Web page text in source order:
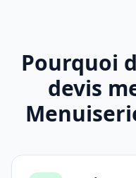
Pourquoi
devis